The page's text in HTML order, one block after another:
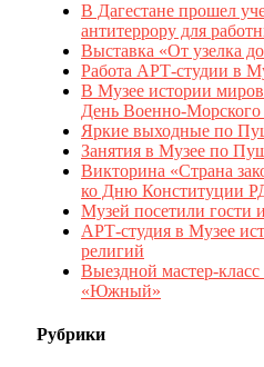
В Дагестане прошел
антитеррору для
Выставка «От узелка
Работа АРТ-студии в
В Музее истории
День Военно-Морского
Яркие выходные по
Занятия в Музее по
Викторина «Страна
ко Дню Конституции
Музей посетили гости
АРТ-студия в Музее
религий
Выездной мастер-
«Южный»
Рубрики